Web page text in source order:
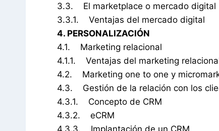
3.3. El marketplace o mercado
3.3.1. Ventajas del mercado digital
4. PERSONALIZACIÓN
4.1. Marketing relacional
4.1.1. Ventajas del marketing
4.2. Marketing one to one y
4.3. Gestión de la relación con los
4.3.1. Concepto de CRM
4.3.2. eCRM
4.3.3. Implantación de un CRM